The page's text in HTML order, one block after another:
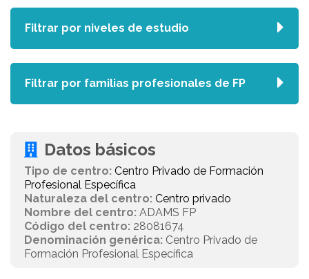
Datos básicos
Tipo de centro: Centro Privado de Formación
Profesional Específica
Naturaleza del centro: Centro privado
Nombre del centro: ADAMS FP
Código del centro: 28081674
Denominación genérica: Centro Privado de
Formación Profesional Específica
Filtrar por niveles de estudio
Filtrar por familias profesionales de FP